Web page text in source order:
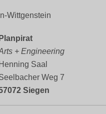
Wittgenstein
Planpirat
+ Engineering
Henning Saal
Weg 7
Siegen